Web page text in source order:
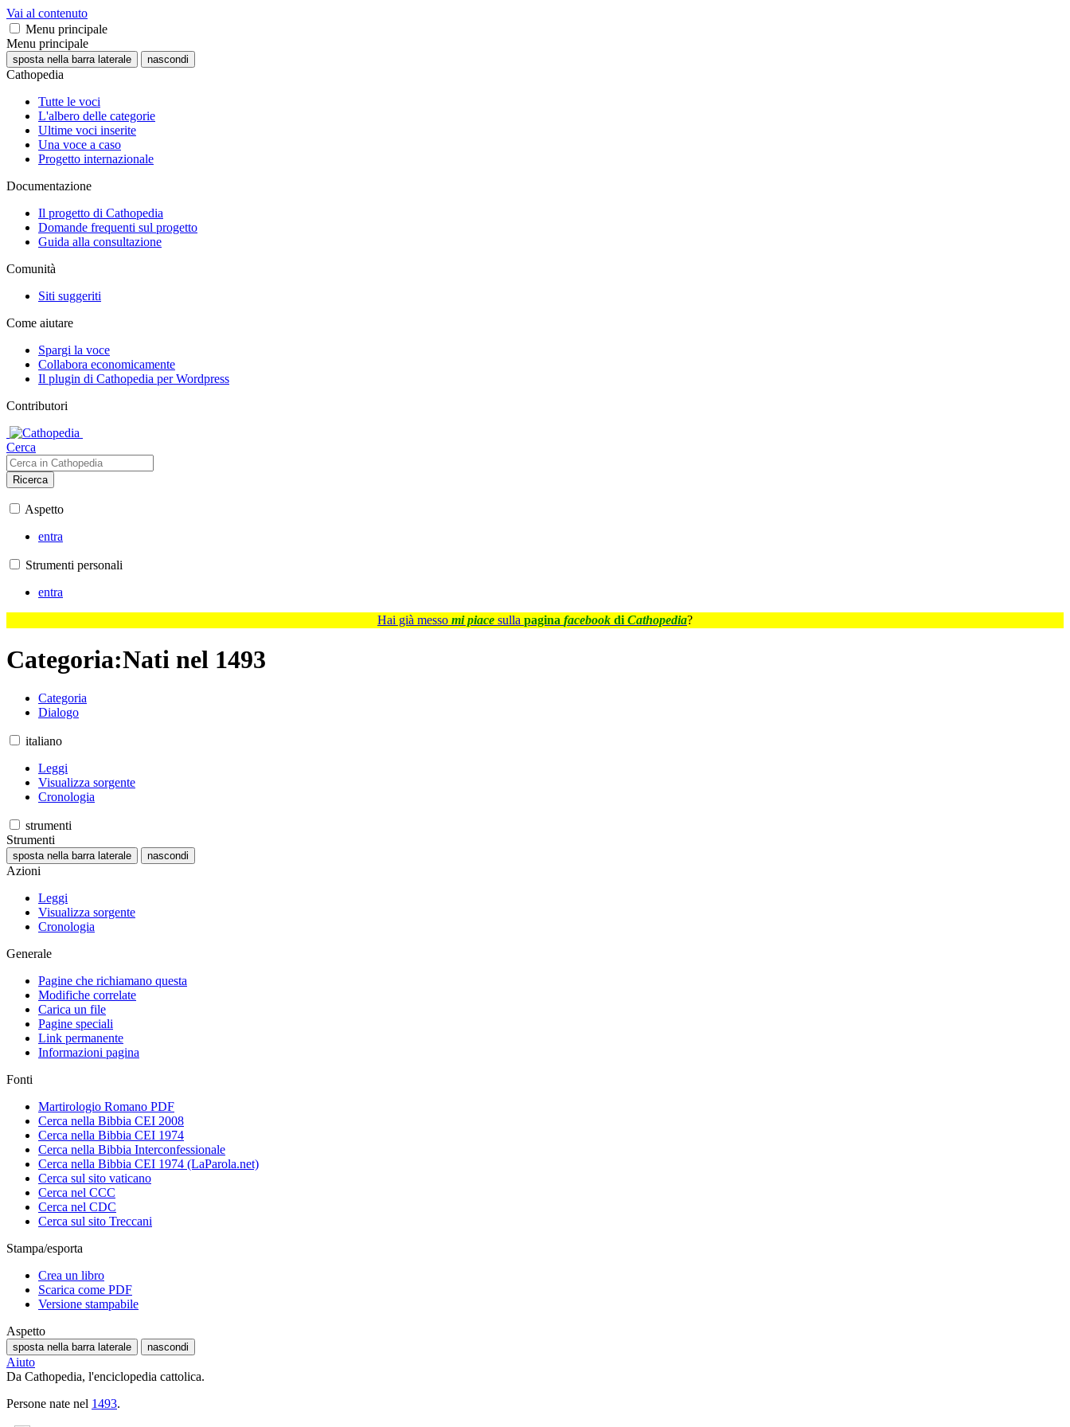
Vai al contenuto
Menu principale
Menu principale
sposta nella barra laterale nascondi
Cathopedia
Tutte le voci
L'albero delle categorie
Ultime voci inserite
Una voce a caso
Progetto internazionale
Documentazione
Il progetto di Cathopedia
Domande frequenti sul progetto
Guida alla consultazione
Comunità
Siti suggeriti
Come aiutare
Spargi la voce
Collabora economicamente
Il plugin di Cathopedia per Wordpress
Contributori
Cerca
Ricerca
Aspetto
entra
Strumenti personali
entra
Hai già messo mi piace sulla pagina facebook di Cathopedia?
Categoria:Nati nel 1493
Categoria
Dialogo
italiano
Leggi
Visualizza sorgente
Cronologia
strumenti
Strumenti
sposta nella barra laterale nascondi
Azioni
Leggi
Visualizza sorgente
Cronologia
Generale
Pagine che richiamano questa
Modifiche correlate
Carica un file
Pagine speciali
Link permanente
Informazioni pagina
Fonti
Martirologio Romano PDF
Cerca nella Bibbia CEI 2008
Cerca nella Bibbia CEI 1974
Cerca nella Bibbia Interconfessionale
Cerca nella Bibbia CEI 1974 (LaParola.net)
Cerca sul sito vaticano
Cerca nel CCC
Cerca nel CDC
Cerca sul sito Treccani
Stampa/esporta
Crea un libro
Scarica come PDF
Versione stampabile
Aspetto
sposta nella barra laterale nascondi
Aiuto
Da Cathopedia, l'enciclopedia cattolica.
Persone nate nel 1493.